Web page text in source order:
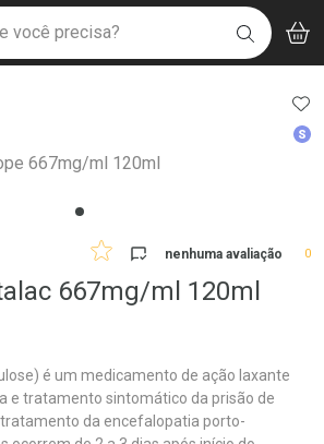
Paulo
você precisa? BUSCAR
nenhuma avaliação 0
667mg/ml 120ml
é um medicamento de ação laxante
e tratamento sintomático da prisão de
da encefalopatia porto-